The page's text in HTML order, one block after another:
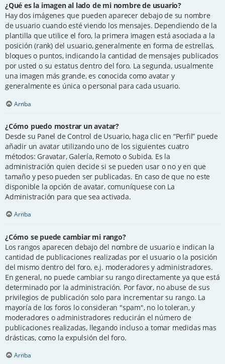
¿Qué es la imagen al lado de mi nombre de usuario?
Hay dos imágenes que pueden aparecer debajo de su nombre
de usuario cuando esté viendo los mensajes. Dependiendo de la
plantilla que utilice el foro, la primera imagen está asociada a la
posición (rank) del usuario, generalmente en forma de estrellas,
bloques o puntos, indicando la cantidad de mensajes publicados
por usted o su estatus dentro del foro. La segunda, usualmente
una imagen más grande, es conocida como avatar y
generalmente es única o personal para cada usuario.
Arriba
¿Cómo puedo mostrar un avatar?
Desde su Panel de Control de Usuario, haga clic en “Perfil” puede
añadir un avatar utilizando uno de los siguientes cuatro
métodos: Gravatar, Galería, Remoto o Subida. Es la
administración quien decide si se pueden usar o no y en que
tamaño y peso pueden ser publicadas. En caso de que no este
disponible la opción de avatar, comuníquese con La
Administración para que sea activada.
Arriba
¿Cómo se puede cambiar mi rango?
Los rangos aparecen debajo del nombre de usuario e indican la
cantidad de publicaciones realizadas por el usuario o la posición
del mismo dentro del foro, e.j. moderadores y administradores.
En general, no puede cambiar su rango directamente ya que está
determinado por la administración. Por favor, no abuse de sus
privilegios de publicación solo para incrementar su rango. La
mayoría de los foros lo consideran "spam", no lo toleran, y
moderadores o administradores reducirán el número de
publicaciones realizadas, llegando incluso a tomar medidas mas
drásticas, como la expulsión del foro.
Arriba